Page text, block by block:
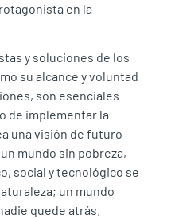
en la
y soluciones de los
su alcance y voluntad
son esenciales
de implementar la
una visión de futuro
mundo sin pobreza,
social y tecnológico se
un mundo
quede atrás.